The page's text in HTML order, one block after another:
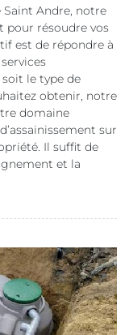
Saint Andre, notre
pour résoudre vos
est de répondre à
le type de
obtenir, notre
domaine
sur
Il suffit de
et la